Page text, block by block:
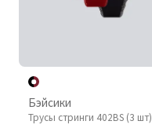
Бэйсики
Трусы стринги 402BS (3 шт)